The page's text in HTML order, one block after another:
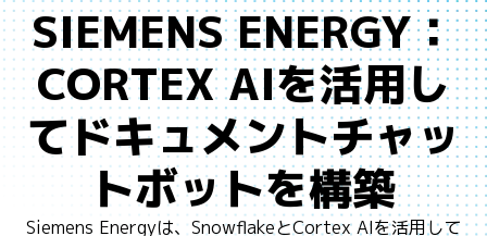
SIEMENS ENERGY：
CORTEX AIを活用し
てドキュメントチャッ
トボットを構築
Siemens Energyは、SnowflakeとCortex AIを活用して